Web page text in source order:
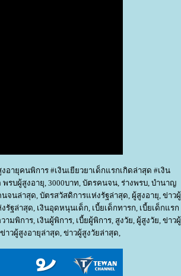
อายุคนพิการ #เงินเยียวยาเด็กแรกเกิดล่าสุด #เงิน
รบผู้สูงอายุ, 3000บาท, บัตรคนจน, ร่างพรบ, บำนาญ
จนล่าสุด, บัตรสวัสดิการแห่งรัฐล่าสุด, ผู้สูงอายุ, ข่าวผู้
ฐล่าสุด, เงินอุดหนุนเด็ก, เบี้ยเด็กทารก, เบี้ยเด็กแรก
มพิการ, เงินผู้พิการ, เบี้ยผู้พิการ, สูงวัย, ผู้สูงวัย, ข่าวผู้
าวผู้สูงอายุล่าสุด, ข่าวผู้สูงวัยล่าสุด,